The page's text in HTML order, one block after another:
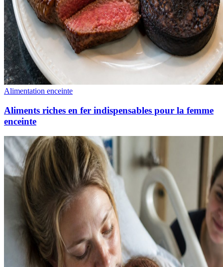
Alimentation enceinte
Aliments riches en fer indispensables pour la femme
enceinte